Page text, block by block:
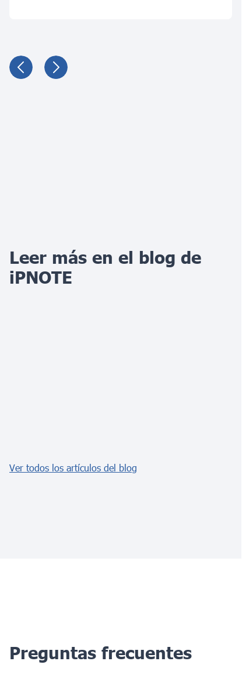
Leer más en el blog de
iPNOTE
Ver todos los artículos del blog
Preguntas frecuentes